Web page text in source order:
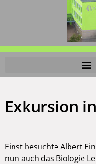
Exkursion
Einst besuchte Albert
nun auch das Biologie